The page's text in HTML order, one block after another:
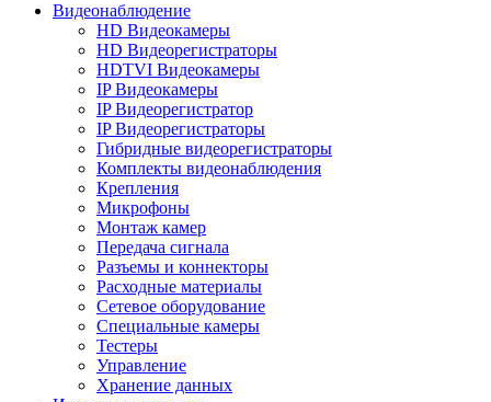
Видеонаблюдение
HD Видеокамеры
HD Видеорегистраторы
HDTVI Видеокамеры
IP Видеокамеры
IP Видеорегистратор
IP Видеорегистраторы
Гибридные видеорегистраторы
Комплекты видеонаблюдения
Крепления
Микрофоны
Монтаж камер
Передача сигнала
Разъемы и коннекторы
Расходные материалы
Сетевое оборудование
Специальные камеры
Тестеры
Управление
Хранение данных